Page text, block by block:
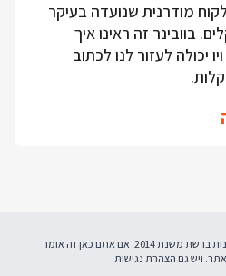
מודרנית שנועדה בעיקר
בוובינר זה ראינו איך
יכולה לעזור לנו לכתוב
אנחנו באוויר ומלמדים תכנות ברשת משנת 2014. אם אתם כאן זה אומר
. ויש גם הצהרת נגישות.